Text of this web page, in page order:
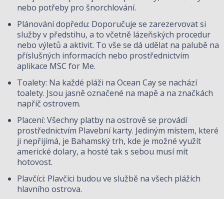
nebo potřeby pro šnorchlování.
Plánování dopředu: Doporučuje se zarezervovat si
služby v předstihu, a to včetně lázeňských procedur
nebo výletů a aktivit. To vše se dá udělat na palubě na
příslušných informacích nebo prostřednictvím
aplikace MSC for Me.
Toalety: Na každé pláži na Ocean Cay se nachází
toalety. Jsou jasně označené na mapě a na značkách
napříč ostrovem.
Placení: Všechny platby na ostrově se provádí
prostřednictvím Plavební karty. Jediným místem, které
ji nepřijímá, je Bahamský trh, kde je možné využít
americké dolary, a hosté tak s sebou musí mít
hotovost.
Plavčíci: Plavčíci budou ve službě na všech plážích
hlavního ostrova.